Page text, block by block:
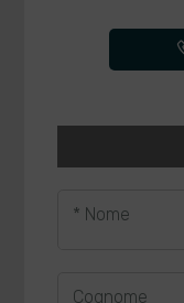
* Nome
Cognome